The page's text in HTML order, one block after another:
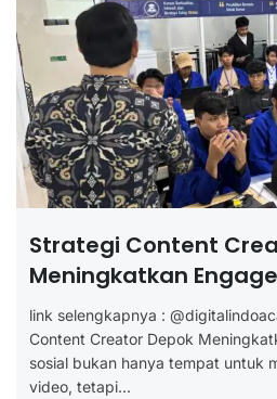
Strategi Content
Meningkatkan
link selengkapnya :
Content Creator Depok
sosial bukan hanya tempat untuk
video, tetapi...